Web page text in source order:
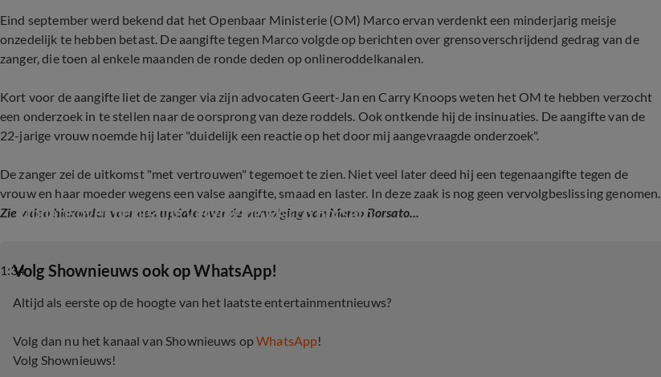
Eind september werd bekend dat het Openbaar Ministerie (OM) Marco ervan verdenkt een minderjarig meisje
onzedelijk te hebben betast. De aangifte tegen Marco volgde op berichten over grensoverschrijdend gedrag van de
zanger, die toen al enkele maanden de ronde deden op onlineroddelkanalen.
Kort voor de aangifte liet de zanger via zijn advocaten Geert-Jan en Carry Knoops weten het OM te hebben verzocht
een onderzoek in te stellen naar de oorsprong van deze roddels. Ook ontkende hij de insinuaties. De aangifte van de
22-jarige vrouw noemde hij later "duidelijk een reactie op het door mij aangevraagde onderzoek".
De zanger zei de uitkomst "met vertrouwen" tegemoet te zien. Niet veel later deed hij een tegenaangifte tegen de
vrouw en haar moeder wegens een valse aangifte, smaad en laster. In deze zaak is nog geen vervolgbeslissing genomen.
Zie video hieronder voor een update over de vervolging van Marco Borsato...
1:34
Update over beslissing vervolging Marco Borsato
‎Volg Shownieuws ook op WhatsApp!
Altijd als eerste op de hoogte van het laatste entertainmentnieuws?
Volg dan nu het kanaal van Shownieuws opWhatsApp!
Volg Shownieuws!